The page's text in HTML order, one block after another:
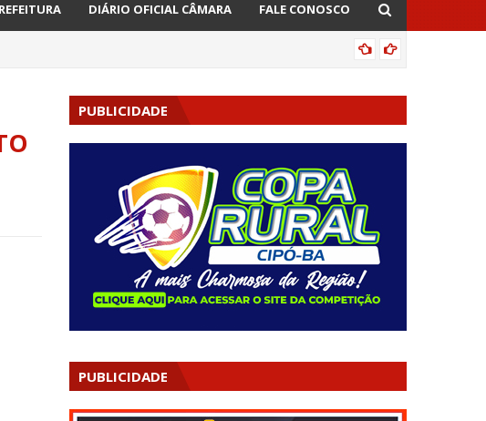
DIÁRIO OFICIAL CÂMARA FALE CONOSCO
PUBLICIDADE
PUBLICIDADE